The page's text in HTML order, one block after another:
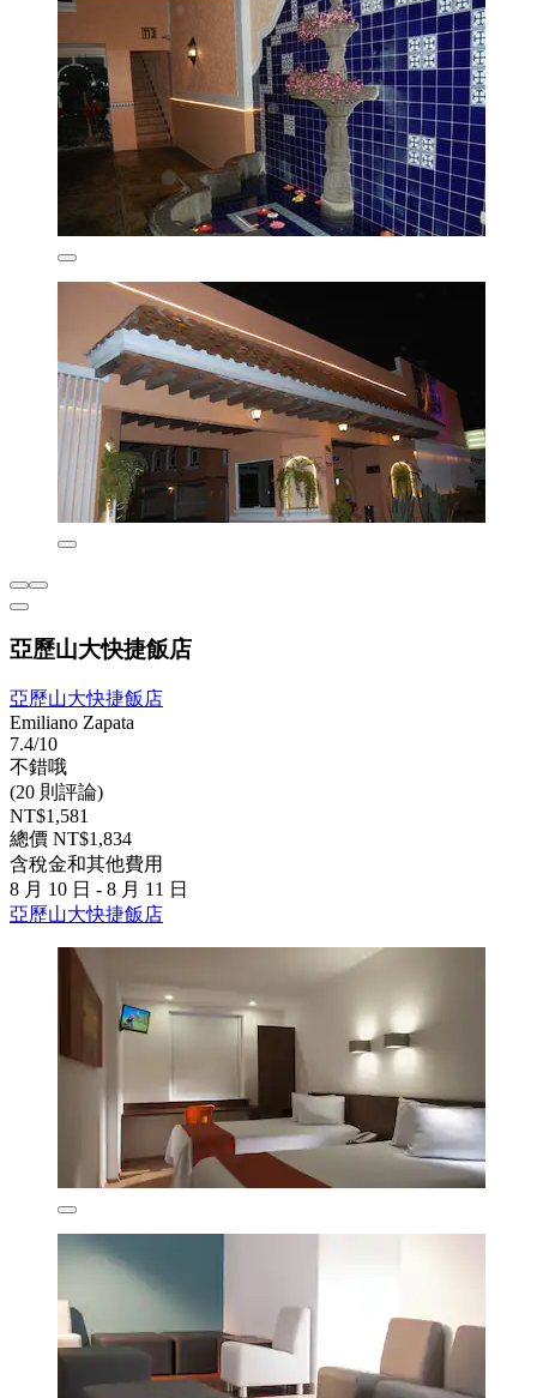
亞歷山大快捷飯店
亞歷山大快捷飯店
Emiliano Zapata
7.4/10
不錯哦
(20 則評論)
NT$1,581
總價 NT$1,834
含稅金和其他費用
8 月 10 日 - 8 月 11 日
亞歷山大快捷飯店